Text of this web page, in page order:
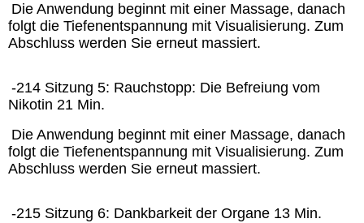
Die Anwendung beginnt mit einer Massage, danach
folgt die Tiefenentspannung mit Visualisierung. Zum
Abschluss werden Sie erneut massiert.
-214 Sitzung 5: Rauchstopp: Die Befreiung vom
Nikotin 21 Min.
Die Anwendung beginnt mit einer Massage, danach
folgt die Tiefenentspannung mit Visualisierung. Zum
Abschluss werden Sie erneut massiert.
-215 Sitzung 6: Dankbarkeit der Organe 13 Min.